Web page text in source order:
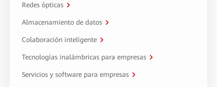
Redes ópticas
Almacenamiento de datos
Colaboración inteligente
Tecnologías inalámbricas para empresas
Servicios y software para empresas